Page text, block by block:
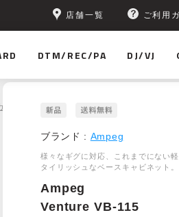
店舗一覧 ご利用
DTM/REC/PA DJ/VJ
キャビネット > Ampeg Venture VB-115
ブランド : Ampeg
様々なギグに対応、これまでにない
タイリッシュなベースキャビネット。
Ampeg
Venture VB-115